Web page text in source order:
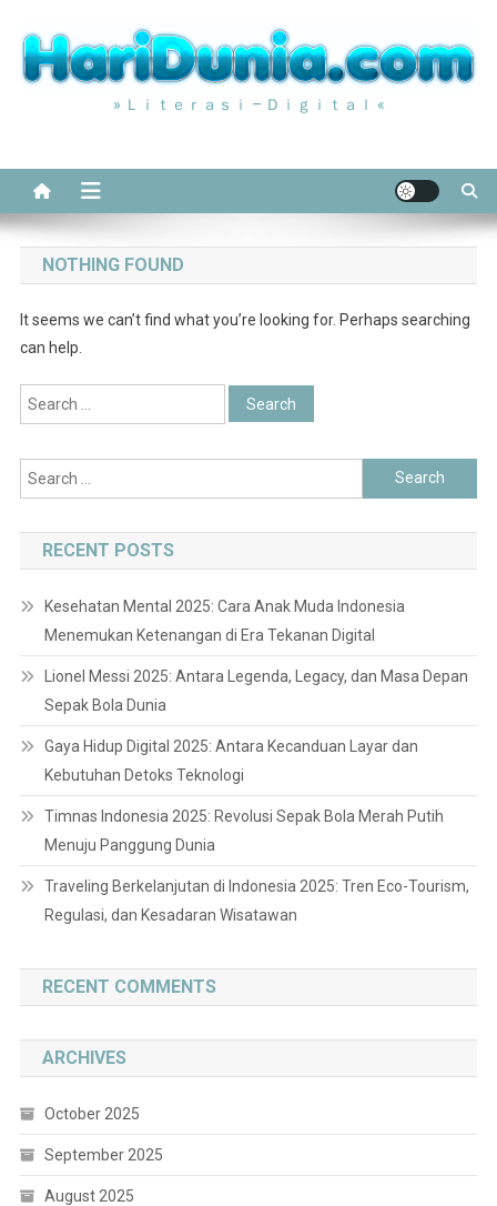
content
» Ｌｉｔｅｒａｓｉ – Ｄｉｇｉｔａｌ «
NOTHING FOUND
It seems we can’t find what you’re looking for. Perhaps searching
can help.
Search
for:
Search
for:
RECENT POSTS
Kesehatan Mental 2025: Cara Anak Muda Indonesia
Menemukan Ketenangan di Era Tekanan Digital
Lionel Messi 2025: Antara Legenda, Legacy, dan Masa Depan
Sepak Bola Dunia
Gaya Hidup Digital 2025: Antara Kecanduan Layar dan
Kebutuhan Detoks Teknologi
Timnas Indonesia 2025: Revolusi Sepak Bola Merah Putih
Menuju Panggung Dunia
Traveling Berkelanjutan di Indonesia 2025: Tren Eco-Tourism,
Regulasi, dan Kesadaran Wisatawan
RECENT COMMENTS
ARCHIVES
October 2025
September 2025
August 2025